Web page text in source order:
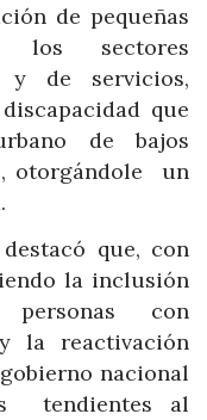
de pequeñas
los sectores
y de servicios,
que
de bajos
otorgándole un
que, con
la inclusión
con
la reactivación
nacional
tendientes al